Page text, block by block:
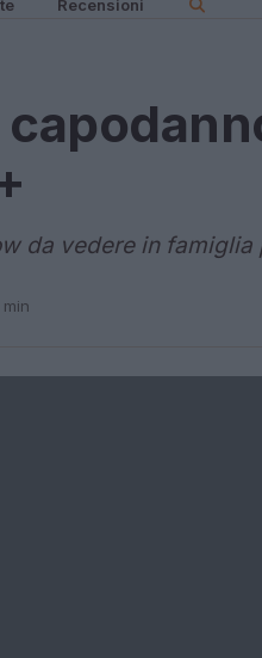
Recensioni
da vedere in famiglia
min